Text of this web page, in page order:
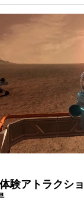
験アトラクシ